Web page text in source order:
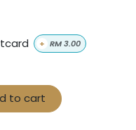
+ RM3.00
to cart